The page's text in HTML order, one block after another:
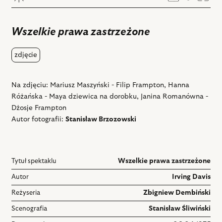
Wszelkie prawa zastrzeżone
zdjęcie
Na zdjęciu: Mariusz Maszyński - Filip Frampton, Hanna
Różańska - Maya dziewica na dorobku, Janina Romanówna -
Dżosje Frampton
Autor fotografii:Stanisław Brzozowski
Tytuł spektaklu Wszelkie prawa zastrzeżone
Autor Irving Davis
Reżyseria Zbigniew Dembiński
Scenografia Stanisław Śliwiński